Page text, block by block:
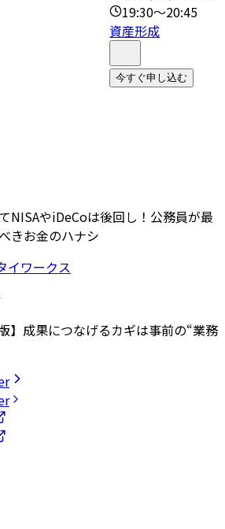
19:30～20:45
資産形成
今すぐ申し込む
NISAやiDeCoは後回し！公務員が最
きお金のハナシ
】成果につなげるカギは事前の“業務